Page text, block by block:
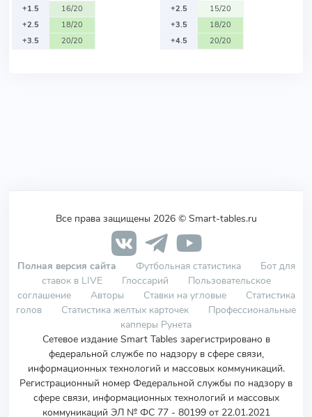
+1.5
16/20
+2.5
18/20
+3.5
20/20
+2.5
15/20
+3.5
18/20
+4.5
20/20
Все права защищены 2026 © Smart-tables.ru
Полная версия сайта Футбольная статистика
Бот для
ставок в LIVE
Глоссарий
Пользовательское
соглашение
Авторы Ставки на угловые
Статистика
голов
Статистика желтых карточек
Профессиональные
капперы Рунета
Сетевое издание Smart Tables зарегистрировано в
федеральной службе по надзору в сфере связи,
информационных технологий и массовых коммуникаций.
Регистрационный номер Федеральной службы по надзору в
сфере связи, информационных технологий и массовых
коммуникаций ЭЛ № ФС 77 - 80199 от 22.01.2021